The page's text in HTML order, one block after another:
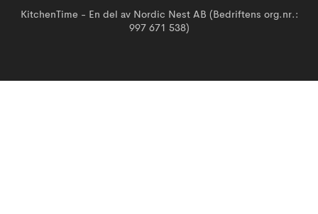
KitchenTime - En del av Nordic Nest AB (Bedriftens org.nr.:
997 671 538)